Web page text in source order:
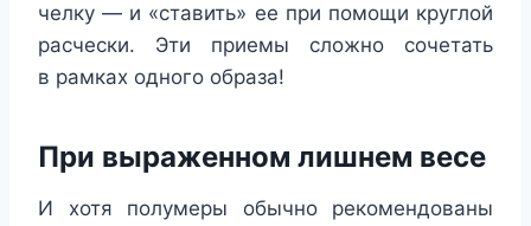
челку — и «ставить» ее при помощи круглой
расчески. Эти приемы сложно сочетать
в рамках одного образа!
При выраженном лишнем весе
И хотя полумеры обычно рекомендованы